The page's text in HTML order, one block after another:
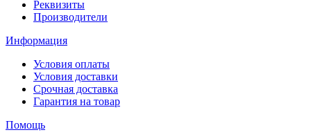
Реквизиты
Производители
Информация
Условия оплаты
Условия доставки
Срочная доставка
Гарантия на товар
Помощь